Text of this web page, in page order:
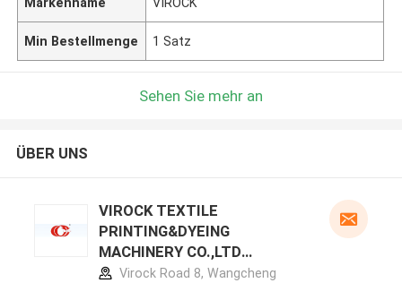
Min Bestellmenge 1 Satz
Sehen Sie mehr an
ÜBER UNS
VIROCK TEXTILE
PRINTING&DYEING
MACHINERY CO.,LTD
Herstellerprofil
Virock Road 8, Wangcheng